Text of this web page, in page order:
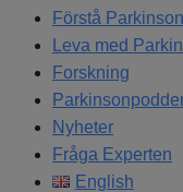
Förstå Parkinson
Leva med
Forskning
Nyheter
Fråga Experten
English